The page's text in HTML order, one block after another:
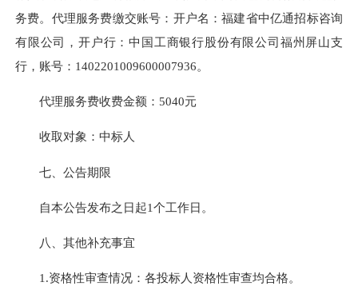
务费。代理服务费缴交账号：开户名：福建省中亿通招标咨询
有限公司，开户行：中国工商银行股份有限公司福州屏山支
行，账号：1402201009600007936。
代理服务费收费金额：5040元
收取对象：中标人
七、公告期限
自本公告发布之日起1个工作日。
八、其他补充事宜
1.资格性审查情况：各投标人资格性审查均合格。